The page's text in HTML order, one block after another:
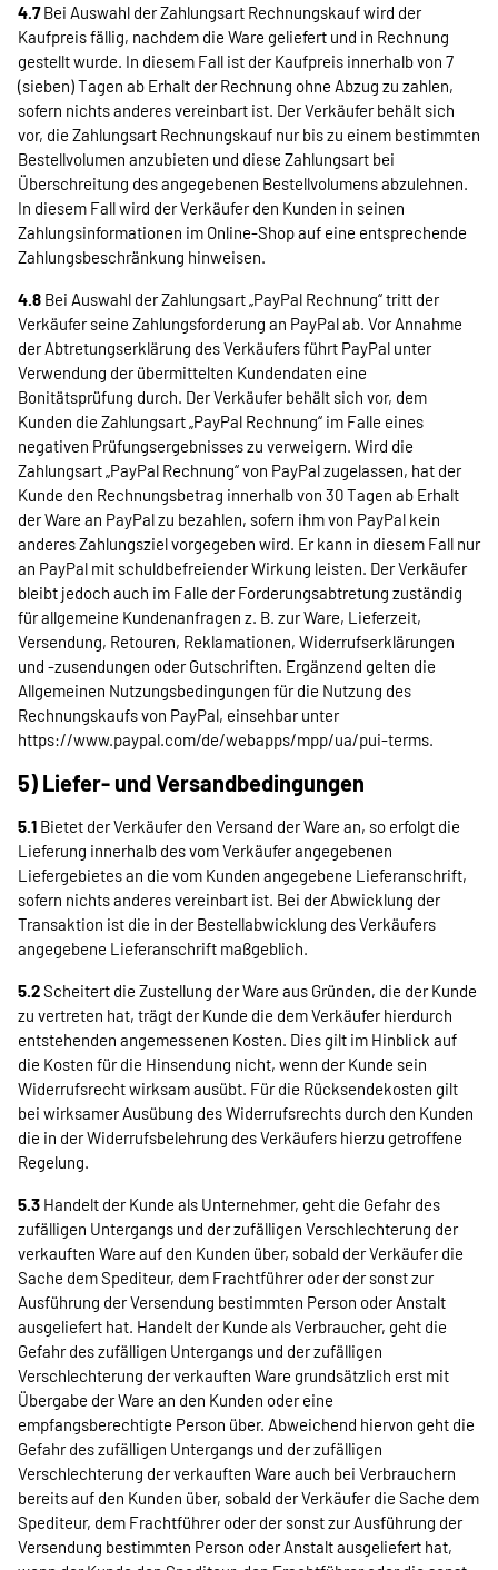
4.7Bei Auswahl der Zahlungsart Rechnungskauf wird der
Kaufpreis fällig, nachdem die Ware geliefert und in Rechnung
gestellt wurde. In diesem Fall ist der Kaufpreis innerhalb von 7
(sieben) Tagen ab Erhalt der Rechnung ohne Abzug zu zahlen,
sofern nichts anderes vereinbart ist. Der Verkäufer behält sich
vor, die Zahlungsart Rechnungskauf nur bis zu einem bestimmten
Bestellvolumen anzubieten und diese Zahlungsart bei
Überschreitung des angegebenen Bestellvolumens abzulehnen.
In diesem Fall wird der Verkäufer den Kunden in seinen
Zahlungsinformationen im Online-Shop auf eine entsprechende
Zahlungsbeschränkung hinweisen.
4.8 Bei Auswahl der Zahlungsart „PayPal Rechnung“ tritt der
Verkäufer seine Zahlungsforderung an PayPal ab. Vor Annahme
der Abtretungserklärung des Verkäufers führt PayPal unter
Verwendung der übermittelten Kundendaten eine
Bonitätsprüfung durch. Der Verkäufer behält sich vor, dem
Kunden die Zahlungsart „PayPal Rechnung“ im Falle eines
negativen Prüfungsergebnisses zu verweigern. Wird die
Zahlungsart „PayPal Rechnung“ von PayPal zugelassen, hat der
Kunde den Rechnungsbetrag innerhalb von 30 Tagen ab Erhalt
der Ware an PayPal zu bezahlen, sofern ihm von PayPal kein
anderes Zahlungsziel vorgegeben wird. Er kann in diesem Fall nur
an PayPal mit schuldbefreiender Wirkung leisten. Der Verkäufer
bleibt jedoch auch im Falle der Forderungsabtretung zuständig
für allgemeine Kundenanfragen z. B. zur Ware, Lieferzeit,
Versendung, Retouren, Reklamationen, Widerrufserklärungen
und -zusendungen oder Gutschriften. Ergänzend gelten die
Allgemeinen Nutzungsbedingungen für die Nutzung des
Rechnungskaufs von PayPal, einsehbar unter
https://www.paypal.com/de/webapps/mpp/ua/pui-terms.
5) Liefer- und Versandbedingungen
5.1 Bietet der Verkäufer den Versand der Ware an, so erfolgt die
Lieferung innerhalb des vom Verkäufer angegebenen
Liefergebietes an die vom Kunden angegebene Lieferanschrift,
sofern nichts anderes vereinbart ist. Bei der Abwicklung der
Transaktion ist die in der Bestellabwicklung des Verkäufers
angegebene Lieferanschrift maßgeblich.
5.2Scheitert die Zustellung der Ware aus Gründen, die der Kunde
zu vertreten hat, trägt der Kunde die dem Verkäufer hierdurch
entstehenden angemessenen Kosten. Dies gilt im Hinblick auf
die Kosten für die Hinsendung nicht, wenn der Kunde sein
Widerrufsrecht wirksam ausübt. Für die Rücksendekosten gilt
bei wirksamer Ausübung des Widerrufsrechts durch den Kunden
die in der Widerrufsbelehrung des Verkäufers hierzu getroffene
Regelung.
5.3 Handelt der Kunde als Unternehmer, geht die Gefahr des
zufälligen Untergangs und der zufälligen Verschlechterung der
verkauften Ware auf den Kunden über, sobald der Verkäufer die
Sache dem Spediteur, dem Frachtführer oder der sonst zur
Ausführung der Versendung bestimmten Person oder Anstalt
ausgeliefert hat. Handelt der Kunde als Verbraucher, geht die
Gefahr des zufälligen Untergangs und der zufälligen
Verschlechterung der verkauften Ware grundsätzlich erst mit
Übergabe der Ware an den Kunden oder eine
empfangsberechtigte Person über. Abweichend hiervon geht die
Gefahr des zufälligen Untergangs und der zufälligen
Verschlechterung der verkauften Ware auch bei Verbrauchern
bereits auf den Kunden über, sobald der Verkäufer die Sache dem
Spediteur, dem Frachtführer oder der sonst zur Ausführung der
Versendung bestimmten Person oder Anstalt ausgeliefert hat,